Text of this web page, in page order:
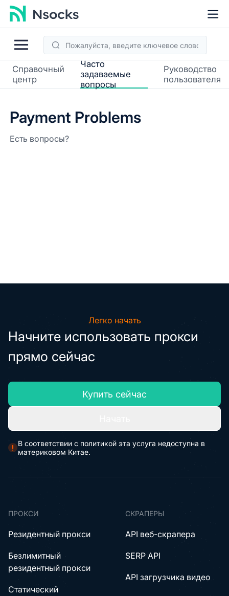
Справочный
центр
Часто
задаваемые
вопросы
Руководство
пользователя
Payment Problems
Есть вопросы?
Легко начать
Начните использовать прокси
прямо сейчас
Купить сейчас
В соответствии с политикой эта услуга недоступна в
материковом Китае.
ПРОКСИ
Резидентный прокси
Безлимитный
резидентный прокси
Статический
СКРАПЕРЫ
API веб-скрапера
SERP API
API загрузчика видео